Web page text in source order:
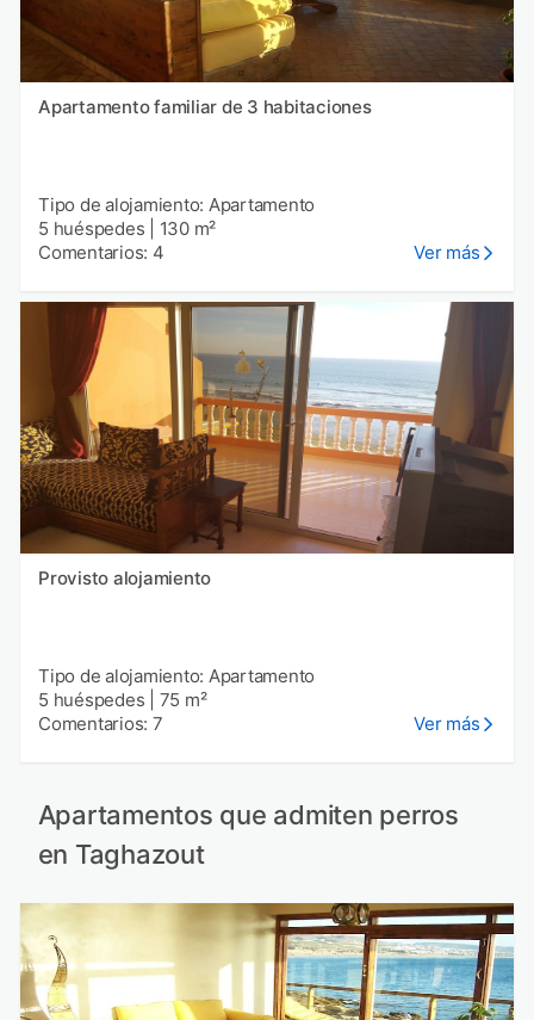
Apartamento familiar de 3 habitaciones
Tipo de alojamiento: Apartamento
5 huéspedes
130 m²
Comentarios: 4
Ver más
Provisto alojamiento
Tipo de alojamiento: Apartamento
5 huéspedes
75 m²
Comentarios: 7
Ver más
Apartamentos que admiten perros
en Taghazout